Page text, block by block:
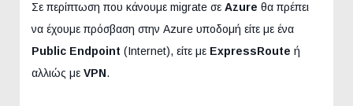
Σε περίπτωση που κάνουμε migrate σε Azure θα πρέπει
να έχουμε πρόσβαση στην Azure υποδομή είτε με ένα
Public Endpoint (Internet), είτε με ExpressRoute ή
αλλιώς με VPN.